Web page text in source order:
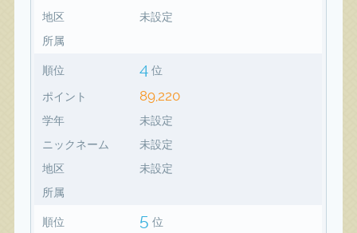
地区
未設定
所属
順位 4 位
ポイント 89,220
学年
未設定
ニックネーム
未設定
地区
未設定
所属
順位 5 位